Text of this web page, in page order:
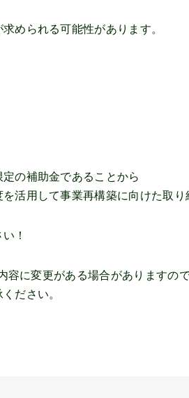
められる可能性があります。
の補助金であることから
活用して事業再構築に向けた取り
！
に変更がある場合がありますので
ださい。